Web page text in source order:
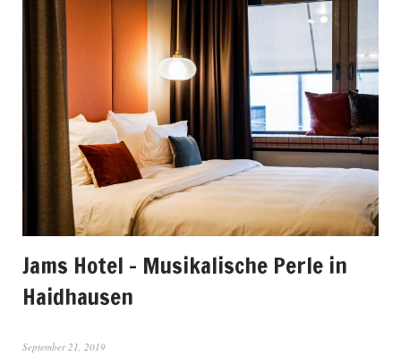
Jams Hotel – Musikalische Perle in
Haidhausen
September 21, 2019